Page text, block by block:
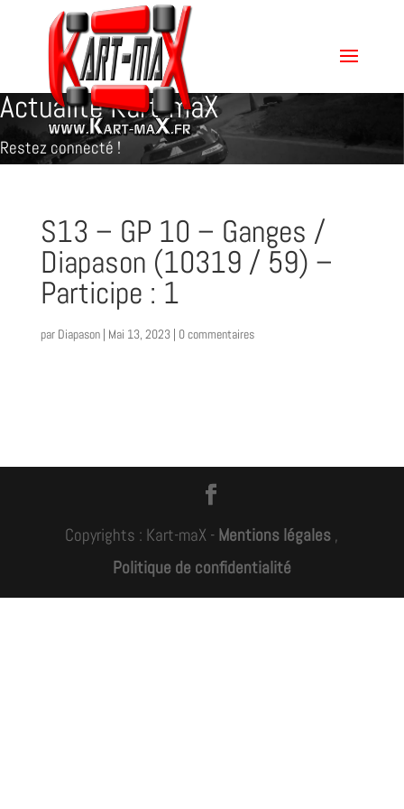
Actualité Kart-maX
Restez connecté !
S13 – GP 10 – Ganges /
Diapason (10319 / 59) –
Participe : 1
par Diapason| Mai 13, 2023| 0 commentaires
Copyrights : Kart-maX - Mentions légales ,
Politique de confidentialité